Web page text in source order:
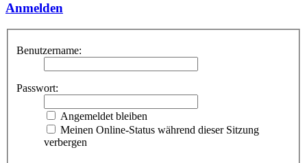
Anmelden
Benutzername:
Passwort:
Angemeldet bleiben
Meinen Online-Status während dieser Sitzung
verbergen